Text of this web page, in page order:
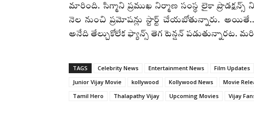
మారింది. సిగ్మాని ప్రముఖ నిర్మాణ సంస్థ లైకా
నెల నుంచి ప్రమోషన్లు స్టార్ట్ చేయబోతున్నారు.
అనేది తేల్చుకోలేక ఫ్యాన్స్ తెగ టెన్షన్ పడుతున్నారట.
TAGS Celebrity News Entertainment News Film Updates
Junior Vijay Movie
kollywood Kollywood News Movie
Tamil Hero
Thalapathy Vijay Upcoming Movies Vijay